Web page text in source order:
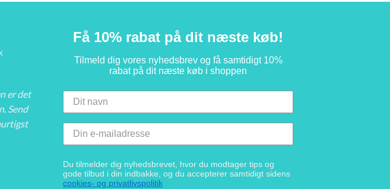
er det
Send
Få 10% rabat på dit næste køb!
Tilmeld dig vores nyhedsbrev og få samtidigt 10%
rabat på dit næste køb i shoppen
Du tilmelder dig nyhedsbrevet, hvor du modtager tips og
gode tilbud i din indbakke, og du accepterer samtidigt sidens
cookies- og privatlivspolitik